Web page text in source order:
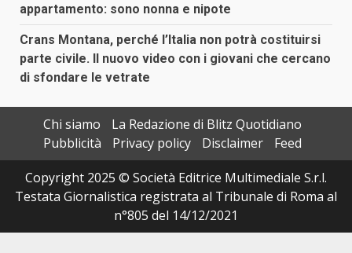
appartamento: sono nonna e nipote
Crans Montana, perché l’Italia non potrà costituirsi
parte civile. Il nuovo video con i giovani che cercano
di sfondare le vetrate
Chi siamo
La Redazione di Blitz Quotidiano
Pubblicità
Privacy policy Disclaimer
Feed
Copyright 2025 © Società Editrice Multimediale S.r.l.
Testata Giornalistica registrata al Tribunale di Roma al
n°805 del 14/12/2021